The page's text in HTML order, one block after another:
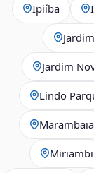
Ipiíba
Jardim
Lindo
Marambaia
Miriambi